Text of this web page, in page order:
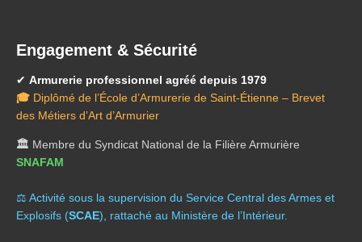
Engagement & Sécurité
✔ Armurerie professionnel agréé depuis 1979
🎓 Diplômé de l’École d’Armurerie de Saint-Étienne – Brevet
des Métiers d’Art d’Armurier
🏛️ Membre du Syndicat National de la Filière Armurière
SNAFAM
⚖️ Activité sous la supervision du Service Central des Armes et
Explosifs (SCAE), rattaché au Ministère de l’Intérieur.